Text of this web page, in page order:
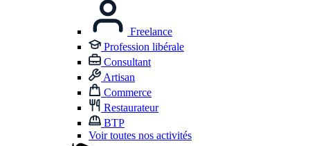
Freelance
Profession libérale
Consultant
Artisan
Commerce
Restaurateur
BTP
Voir toutes nos activités